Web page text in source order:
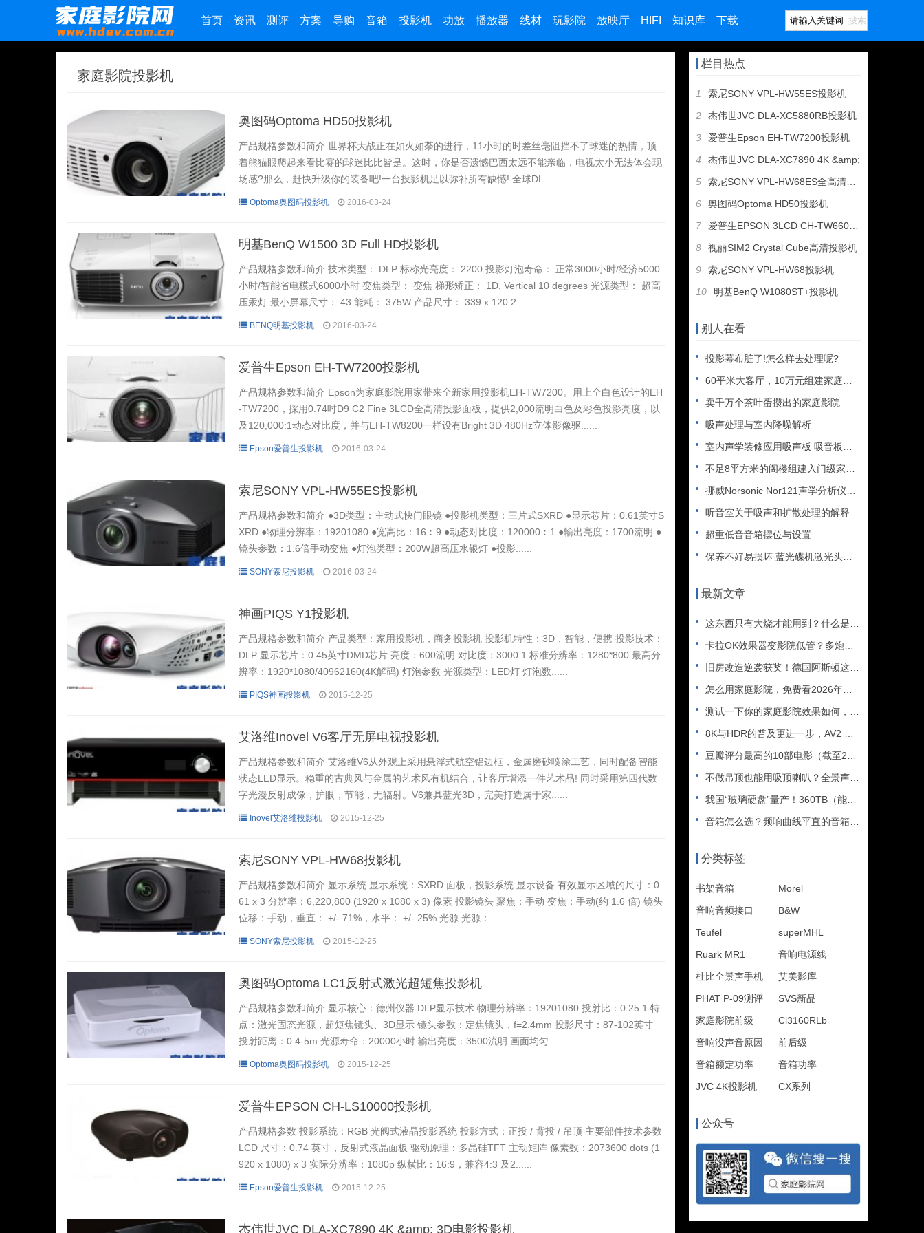
首页 资讯 测评 方案 导购 音箱 投影机 功放 播放器 线材 玩影院 放映厅 HIFI 知识库 下载 搜索
家庭影院投影机
奥图码Optoma HD50投影机
产品规格参数和简介 世界杯大战正在如火如荼的进行，11小时的时差丝毫阻挡不了球迷的热情，顶
着熊猫眼爬起来看比赛的球迷比比皆是。这时，你是否遗憾巴西太远不能亲临，电视太小无法体会现
场感?那么，赶快升级你的装备吧!一台投影机足以弥补所有缺憾! 全球DL......
Optoma奥图码投影机 2016-03-24
明基BenQ W1500 3D Full HD投影机
产品规格参数和简介 技术类型： DLP 标称光亮度： 2200 投影灯泡寿命： 正常3000小时/经济5000
小时/智能省电模式6000小时 变焦类型： 变焦 梯形矫正： 1D, Vertical 10 degrees 光源类型： 超高
压汞灯 最小屏幕尺寸： 43 能耗： 375W 产品尺寸： 339 x 120.2......
BENQ明基投影机 2016-03-24
爱普生Epson EH-TW7200投影机
产品规格参数和简介 Epson为家庭影院用家带来全新家用投影机EH-TW7200。用上全白色设计的EH
-TW7200，採用0.74吋D9 C2 Fine 3LCD全高清投影面板，提供2,000流明白色及彩色投影亮度，以
及120,000:1动态对比度，并与EH-TW8200一样设有Bright 3D 480Hz立体影像驱......
Epson爱普生投影机 2016-03-24
索尼SONY VPL-HW55ES投影机
产品规格参数和简介 ●3D类型：主动式快门眼镜 ●投影机类型：三片式SXRD ●显示芯片：0.61英寸S
XRD ●物理分辨率：19201080 ●宽高比：16︰9 ●动态对比度：120000︰1 ●输出亮度：1700流明 ●
镜头参数：1.6倍手动变焦 ●灯泡类型：200W超高压水银灯 ●投影......
SONY索尼投影机 2016-03-24
神画PIQS Y1投影机
产品规格参数和简介 产品类型：家用投影机，商务投影机 投影机特性：3D，智能，便携 投影技术：
DLP 显示芯片：0.45英寸DMD芯片 亮度：600流明 对比度：3000:1 标准分辨率：1280*800 最高分
辨率：1920*1080/40962160(4K解码) 灯泡参数 光源类型：LED灯 灯泡数......
PIQS神画投影机 2015-12-25
艾洛维Inovel V6客厅无屏电视投影机
产品规格参数和简介 艾洛维V6从外观上采用悬浮式航空铝边框，金属磨砂喷涂工艺，同时配备智能
状态LED显示。稳重的古典风与金属的艺术风有机结合，让客厅增添一件艺术品! 同时采用第四代数
字光漫反射成像，护眼，节能，无辐射。V6兼具蓝光3D，完美打造属于家......
Inovel艾洛维投影机 2015-12-25
索尼SONY VPL-HW68投影机
产品规格参数和简介 显示系统 显示系统：SXRD 面板，投影系统 显示设备 有效显示区域的尺寸：0.
61 x 3 分辨率：6,220,800 (1920 x 1080 x 3) 像素 投影镜头 聚焦：手动 变焦：手动(约 1.6 倍) 镜头
位移：手动，垂直： +/- 71%，水平： +/- 25% 光源 光源：......
SONY索尼投影机 2015-12-25
奥图码Optoma LC1反射式激光超短焦投影机
产品规格参数和简介 显示核心：德州仪器 DLP显示技术 物理分辨率：19201080 投射比：0.25:1 特
点：激光固态光源，超短焦镜头、3D显示 镜头参数：定焦镜头，f=2.4mm 投影尺寸：87-102英寸
投射距离：0.4-5m 光源寿命：20000小时 输出亮度：3500流明 画面均匀......
Optoma奥图码投影机 2015-12-25
爱普生EPSON CH-LS10000投影机
产品规格参数 投影系统：RGB 光阀式液晶投影系统 投影方式：正投 / 背投 / 吊顶 主要部件技术参数
LCD 尺寸：0.74 英寸，反射式液晶面板 驱动原理：多晶硅TFT 主动矩阵 像素数：2073600 dots (1
920 x 1080) x 3 实际分辨率：1080p 纵横比：16:9，兼容4:3 及2......
Epson爱普生投影机 2015-12-25
杰伟世JVC DLA-XC7890 4K &amp; 3D电影投影机
栏目热点
1
索尼SONY VPL-HW55ES投影机
2
杰伟世JVC DLA-XC5880RB投影机
3
爱普生Epson EH-TW7200投影机
4
杰伟世JVC DLA-XC7890 4K &amp;
5
索尼SONY VPL-HW68ES全高清家用投影机
6
奥图码Optoma HD50投影机
7
爱普生EPSON 3LCD CH-TW6600家庭影院投影机
8
视丽SIM2 Crystal Cube高清投影机
9
索尼SONY VPL-HW68投影机
10
明基BenQ W1080ST+投影机
别人在看
投影幕布脏了!怎么样去处理呢?
60平米大客厅，10万元组建家庭影院
卖千万个茶叶蛋攒出的家庭影院
吸声处理与室内降噪解析
室内声学装修应用吸声板 吸音板的常见错误
不足8平方米的阁楼组建入门级家庭影院
挪威Norsonic Nor121声学分析仪测量
听音室关于吸声和扩散处理的解释
超重低音音箱摆位与设置
保养不好易损坏 蓝光碟机激光头最娇贵
最新文章
这东西只有大烧才能用到？什么是XLR接口？平衡音频信号线、低
卡拉OK效果器变影院低管？多炮玩家省钱了，内附调音软件免费下
旧房改造逆袭获奖！德国阿斯顿这套7.2.4全景声私人影院太惊
怎么用家庭影院，免费看2026年世界杯直播？
测试一下你的家庭影院效果如何，bobo精选测试片1~3合集
8K与HDR的普及更进一步，AV2 视频编解码器发布
豆瓣评分最高的10部电影（截至2025年）
不做吊顶也能用吸顶喇叭？全景声天空声道安装教程
我国“玻璃硬盘”量产！360TB（能装2.5万部电影），10
音箱怎么选？频响曲线平直的音箱一定好听吗？
分类标签
书架音箱
Morel
音响音频接口
B&W
Teufel
superMHL
Ruark MR1
音响电源线
杜比全景声手机
艾美影库
PHAT P-09测评
SVS新品
家庭影院前级
Ci3160RLb
音响没声音原因
前后级
音箱额定功率
音箱功率
JVC 4K投影机
CX系列
公众号